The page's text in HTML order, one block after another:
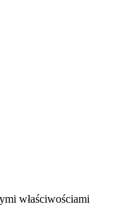
właściwościami